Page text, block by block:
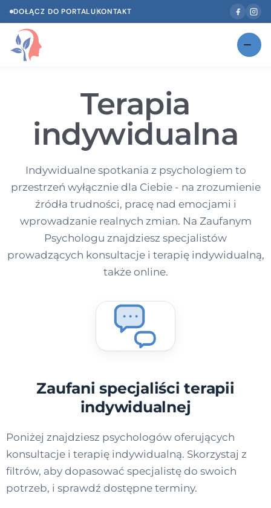
DOŁĄCZ DO PORTALUKONTAKT
Według specjalizacji
Diagnozy psychologiczne
Dawka wiedzy
Dołącz do portalu
Terapia
indywidualna
Indywidualne spotkania z psychologiem to
przestrzeń wyłącznie dla Ciebie - na zrozumienie
źródła trudności, pracę nad emocjami i
wprowadzanie realnych zmian. Na Zaufanym
Psychologu znajdziesz specjalistów
prowadzących konsultacje i terapię indywidualną,
także online.
Zaufani specjaliści terapii
indywidualnej
Poniżej znajdziesz psychologów oferujących
konsultacje i terapię indywidualną. Skorzystaj z
filtrów, aby dopasować specjalistę do swoich
potrzeb, i sprawdź dostępne terminy.